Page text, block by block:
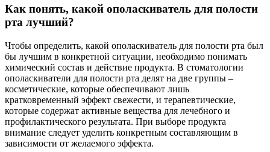
Как понять, какой ополаскиватель для полости
рта лучший?
Чтобы определить, какой ополаскиватель для полости рта был
бы лучшим в конкретной ситуации, необходимо понимать
химический состав и действие продукта. В стоматологии
ополаскиватели для полости рта делят на две группы –
косметические, которые обеспечивают лишь
кратковременный эффект свежести, и терапевтические,
которые содержат активные вещества для лечебного и
профилактического результата. При выборе продукта
внимание следует уделить конкретным составляющим в
зависимости от желаемого эффекта.